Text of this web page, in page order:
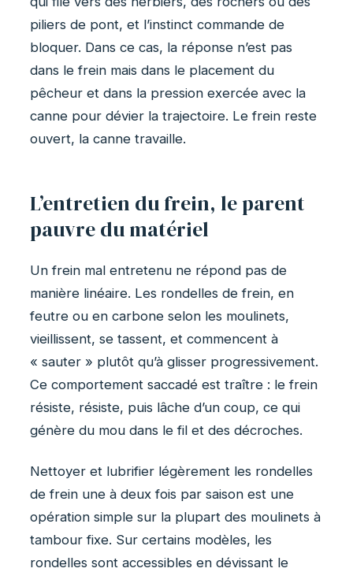
piliers de pont, et l’instinct commande de
bloquer. Dans ce cas, la réponse n’est pas
dans le frein mais dans le placement du
pêcheur et dans la pression exercée avec la
canne pour dévier la trajectoire. Le frein reste
ouvert, la canne travaille.
L’entretien du frein, le parent
pauvre du matériel
Un frein mal entretenu ne répond pas de
manière linéaire. Les rondelles de frein, en
feutre ou en carbone selon les moulinets,
vieillissent, se tassent, et commencent à
« sauter » plutôt qu’à glisser progressivement.
Ce comportement saccadé est traître : le frein
résiste, résiste, puis lâche d’un coup, ce qui
génère du mou dans le fil et des décroches.
Nettoyer et lubrifier légèrement les rondelles
de frein une à deux fois par saison est une
opération simple sur la plupart des moulinets à
tambour fixe. Sur certains modèles, les
rondelles sont accessibles en dévissant le